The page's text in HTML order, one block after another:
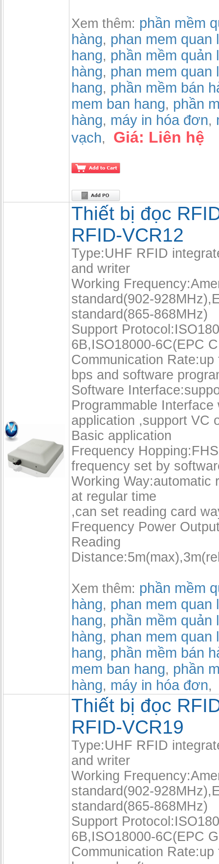
Xem thêm: phần mềm
hàng, phan mem quan
hang, phần mềm quản
hàng, phan mem quan
hang, phần mềm bán
mem ban hang, phần
hàng, máy in hóa đơn,
vạch, Giá: Liên hệ
Thiết bị đọc
RFID-VCR12
Type:UHF RFID
and writer
Working
standard(902-
standard(865-868MHz)
Support
6B,ISO18000-6C(EPC
Communication Rate:up
bps and software
Software
Programmable Interface
application ,support VC
Basic application
Frequency
frequency set by
Working Way:automatic
at regular time
,can set reading card
Frequency Power
Reading
Xem thêm: phần mềm
hàng, phan mem quan
hang, phần mềm quản
hàng, phan mem quan
hang, phần mềm bán
mem ban hang, phần
hàng, máy in hóa đơn,
Thiết bị đọc
RFID-VCR19
Type:UHF RFID
and writer
Working
standard(902-
standard(865-868MHz)
Support
6B,ISO18000-6C(EPC
Communication Rate:up